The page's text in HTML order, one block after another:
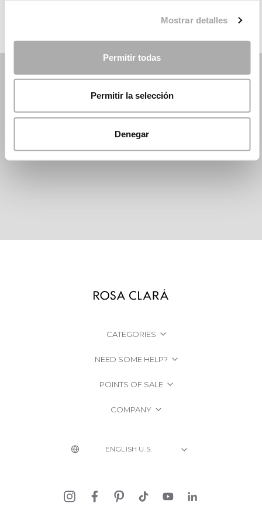
Mostrar detalles
Permitir todas
Permitir la selección
Denegar
CATEGORIES
NEED SOME HELP?
POINTS OF SALE
COMPANY